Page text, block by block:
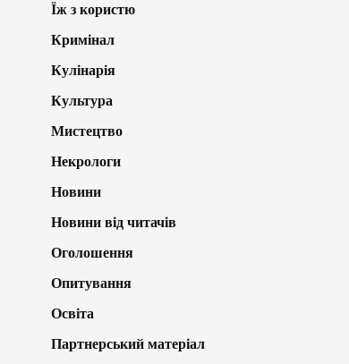
Їж з користю
Кримінал
Кулінарія
Культура
Мистецтво
Некрологи
Новини
Новини від читачів
Оголошення
Опитування
Освіта
Партнерський матеріал